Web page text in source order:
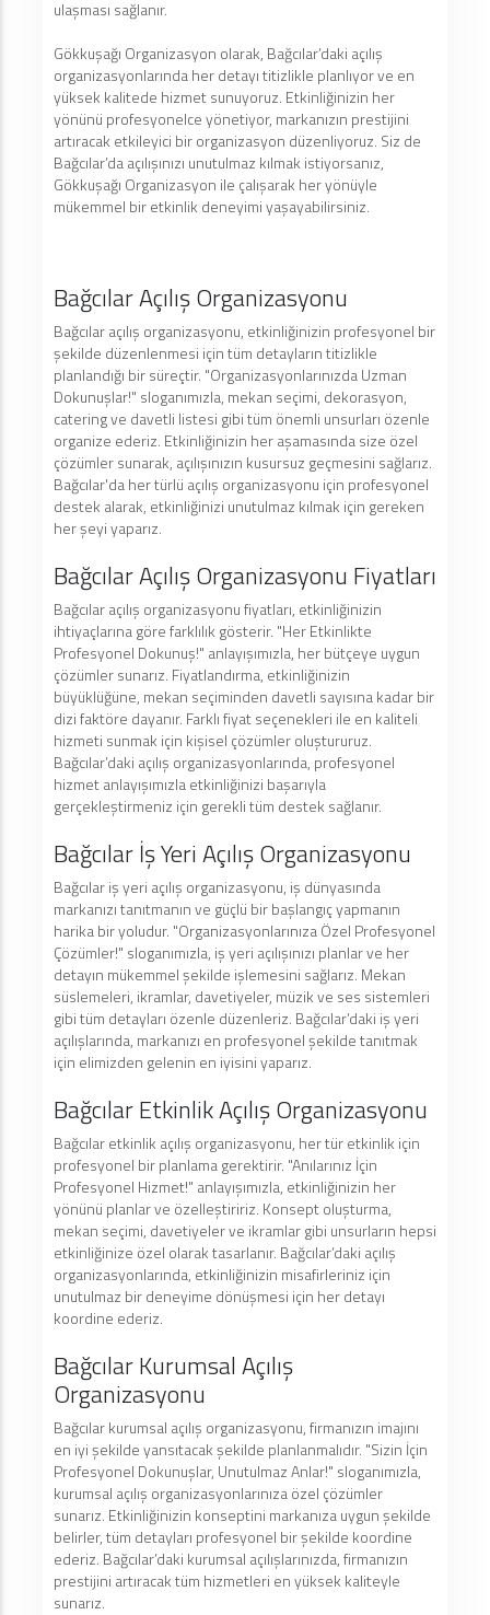
ulaşması sağlanır.
Gökkuşağı Organizasyon olarak, Bağcılar’daki açılış
organizasyonlarında her detayı titizlikle planlıyor ve en
yüksek kalitede hizmet sunuyoruz. Etkinliğinizin her
yönünü profesyonelce yönetiyor, markanızın prestijini
artıracak etkileyici bir organizasyon düzenliyoruz. Siz de
Bağcılar’da açılışınızı unutulmaz kılmak istiyorsanız,
Gökkuşağı Organizasyon ile çalışarak her yönüyle
mükemmel bir etkinlik deneyimi yaşayabilirsiniz.
Bağcılar Açılış Organizasyonu
Bağcılar açılış organizasyonu, etkinliğinizin profesyonel bir
şekilde düzenlenmesi için tüm detayların titizlikle
planlandığı bir süreçtir. "Organizasyonlarınızda Uzman
Dokunuşlar!" sloganımızla, mekan seçimi, dekorasyon,
catering ve davetli listesi gibi tüm önemli unsurları özenle
organize ederiz. Etkinliğinizin her aşamasında size özel
çözümler sunarak, açılışınızın kusursuz geçmesini sağlarız.
Bağcılar'da her türlü açılış organizasyonu için profesyonel
destek alarak, etkinliğinizi unutulmaz kılmak için gereken
her şeyi yaparız.
Bağcılar Açılış Organizasyonu Fiyatları
Bağcılar açılış organizasyonu fiyatları, etkinliğinizin
ihtiyaçlarına göre farklılık gösterir. "Her Etkinlikte
Profesyonel Dokunuş!" anlayışımızla, her bütçeye uygun
çözümler sunarız. Fiyatlandırma, etkinliğinizin
büyüklüğüne, mekan seçiminden davetli sayısına kadar bir
dizi faktöre dayanır. Farklı fiyat seçenekleri ile en kaliteli
hizmeti sunmak için kişisel çözümler oluştururuz.
Bağcılar’daki açılış organizasyonlarında, profesyonel
hizmet anlayışımızla etkinliğinizi başarıyla
gerçekleştirmeniz için gerekli tüm destek sağlanır.
Bağcılar İş Yeri Açılış Organizasyonu
Bağcılar iş yeri açılış organizasyonu, iş dünyasında
markanızı tanıtmanın ve güçlü bir başlangıç yapmanın
harika bir yoludur. "Organizasyonlarınıza Özel Profesyonel
Çözümler!" sloganımızla, iş yeri açılışınızı planlar ve her
detayın mükemmel şekilde işlemesini sağlarız. Mekan
süslemeleri, ikramlar, davetiyeler, müzik ve ses sistemleri
gibi tüm detayları özenle düzenleriz. Bağcılar’daki iş yeri
açılışlarında, markanızı en profesyonel şekilde tanıtmak
için elimizden gelenin en iyisini yaparız.
Bağcılar Etkinlik Açılış Organizasyonu
Bağcılar etkinlik açılış organizasyonu, her tür etkinlik için
profesyonel bir planlama gerektirir. "Anılarınız İçin
Profesyonel Hizmet!" anlayışımızla, etkinliğinizin her
yönünü planlar ve özelleştiririz. Konsept oluşturma,
mekan seçimi, davetiyeler ve ikramlar gibi unsurların hepsi
etkinliğinize özel olarak tasarlanır. Bağcılar’daki açılış
organizasyonlarında, etkinliğinizin misafirleriniz için
unutulmaz bir deneyime dönüşmesi için her detayı
koordine ederiz.
Bağcılar Kurumsal Açılış
Organizasyonu
Bağcılar kurumsal açılış organizasyonu, firmanızın imajını
en iyi şekilde yansıtacak şekilde planlanmalıdır. "Sizin İçin
Profesyonel Dokunuşlar, Unutulmaz Anlar!" sloganımızla,
kurumsal açılış organizasyonlarınıza özel çözümler
sunarız. Etkinliğinizin konseptini markanıza uygun şekilde
belirler, tüm detayları profesyonel bir şekilde koordine
ederiz. Bağcılar’daki kurumsal açılışlarınızda, firmanızın
prestijini artıracak tüm hizmetleri en yüksek kaliteyle
sunarız.